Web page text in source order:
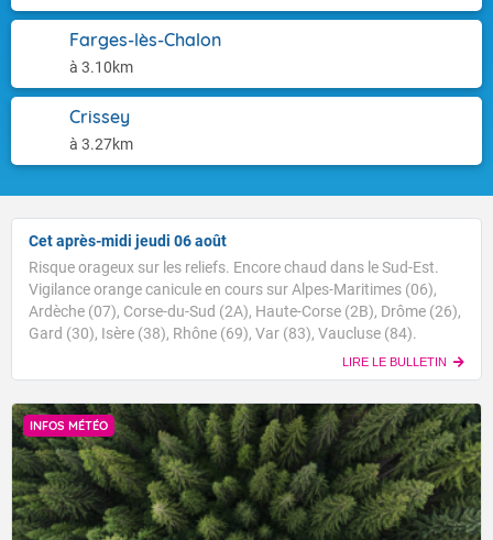
Farges-lès-Chalon
à 3.10km
Crissey
à 3.27km
Cet après-midi jeudi 06 août
Risque orageux sur les reliefs. Encore chaud dans le Sud-Est.
Vigilance orange canicule en cours sur Alpes-Maritimes (06),
Ardèche (07), Corse-du-Sud (2A), Haute-Corse (2B), Drôme (26),
Gard (30), Isère (38), Rhône (69), Var (83), Vaucluse (84).
LIRE LE BULLETIN
INFOS MÉTÉO